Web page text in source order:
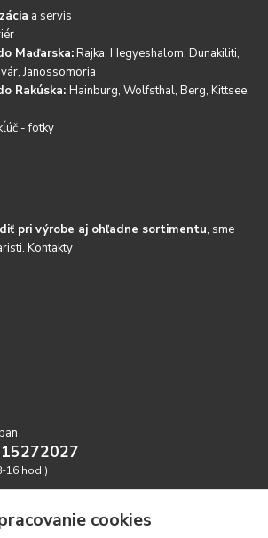
a servis
Maďarska:Rajka, Hegyeshalom, Dunakiliti,
Janossomoria
Rakúska:Hainburg, Wolfsthal, Berg, Kittsee,
- fotky
pri výrobe aj ohľadne sortimentu, sme
Kontakty
16 hod.)
cookies